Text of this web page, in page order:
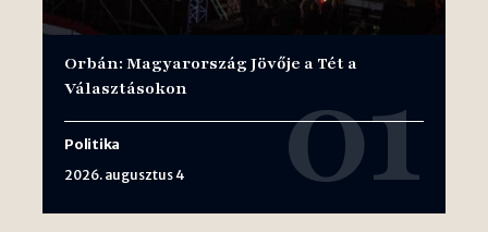
Orbán: Magyarország Jövője a Tét a
Választásokon
Politika
2026. augusztus 4